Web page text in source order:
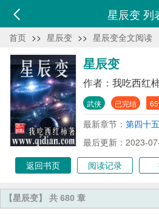
星辰变 列
首页 >> 星辰变 >> 星辰变全文阅读
星辰变
作者： 我吃西红
武侠 已完结
最新章节： 第四十
最后更新：2023-
返回书页
阅读记录
【星辰变】 共 680 章